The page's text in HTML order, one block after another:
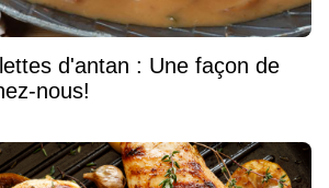
d'antan : Une façon de
nous!